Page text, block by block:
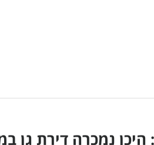
נמכרה דירת גן